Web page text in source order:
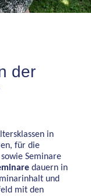
der
in
für die
Seminare
dauern in
und
mit den